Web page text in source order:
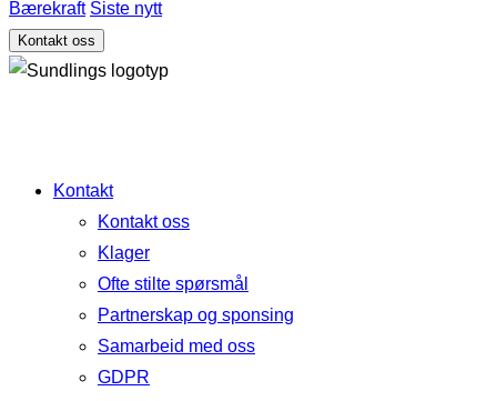
Bærekraft Siste nytt
Kontakt oss
Kontakt
Kontakt oss
Klager
Ofte stilte spørsmål
Partnerskap og sponsing
Samarbeid med oss
GDPR